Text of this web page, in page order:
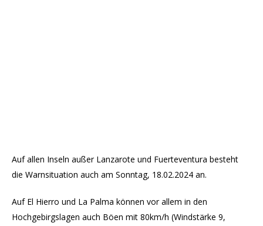
Auf allen Inseln außer Lanzarote und Fuerteventura besteht
die Warnsituation auch am Sonntag, 18.02.2024 an.
Auf El Hierro und La Palma können vor allem in den
Hochgebirgslagen auch Böen mit 80km/h (Windstärke 9,